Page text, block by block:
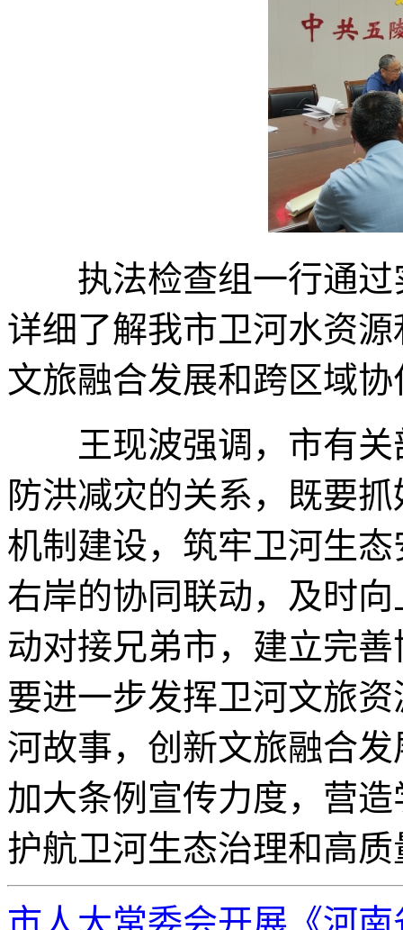
执法检查组一行通过
详细了解我市卫河水资
文旅融合发展和跨区域
王现波强调，市有关
防洪减灾的关系，既要
机制建设，筑牢卫河生
右岸的协同联动，及时
动对接兄弟市，建立完
要进一步发挥卫河文旅
河故事，创新文旅融合
加大条例宣传力度，营
护航卫河生态治理和高
市人大常委会开展《河